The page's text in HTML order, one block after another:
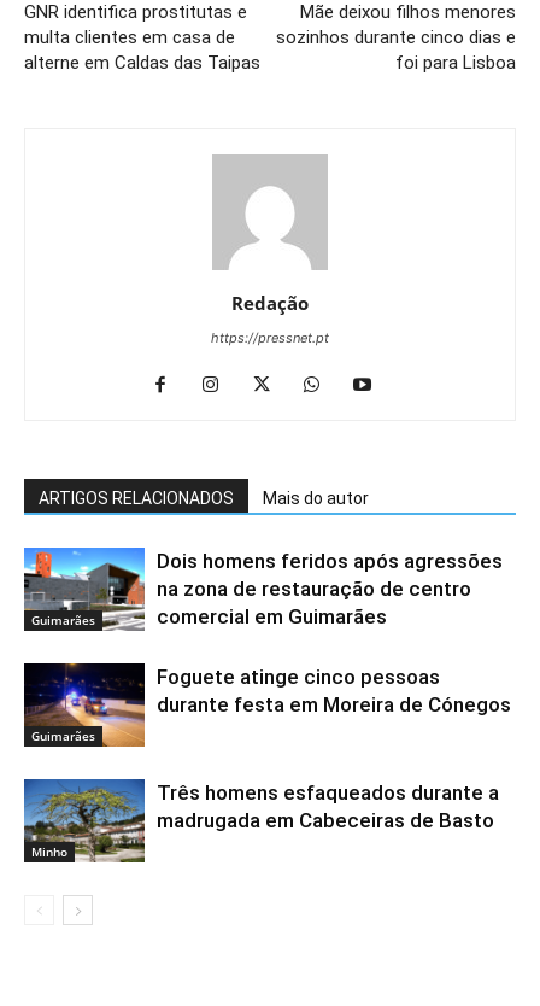
GNR identifica prostitutas e
multa clientes em casa de
alterne em Caldas das Taipas
Mãe deixou filhos menores
sozinhos durante cinco dias e
foi para Lisboa
Redação
https://pressnet.pt
ARTIGOS RELACIONADOS Mais do autor
Guimarães
Dois homens feridos após agressões
na zona de restauração de centro
comercial em Guimarães
Guimarães
Foguete atinge cinco pessoas
durante festa em Moreira de Cónegos
Minho
Três homens esfaqueados durante a
madrugada em Cabeceiras de Basto